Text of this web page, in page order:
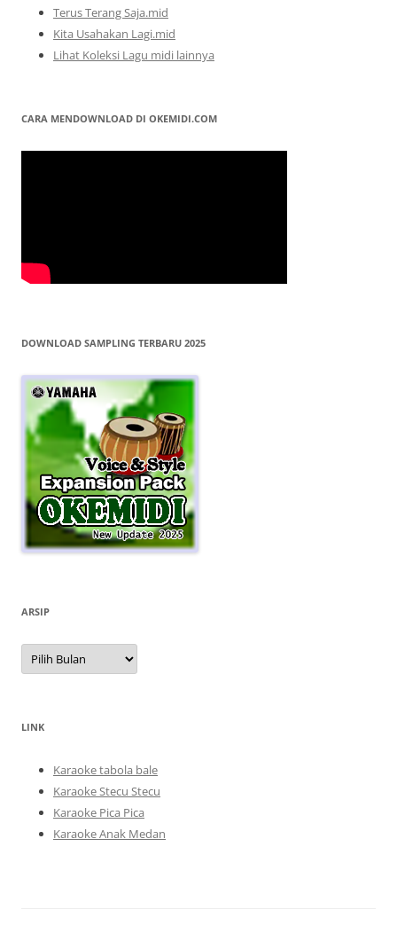
Terus Terang Saja.mid
Kita Usahakan Lagi.mid
Lihat Koleksi Lagu midi lainnya
CARA MENDOWNLOAD DI OKEMIDI.COM
DOWNLOAD SAMPLING TERBARU 2025
ARSIP
Arsip
LINK
Karaoke tabola bale
Karaoke Stecu Stecu
Karaoke Pica Pica
Karaoke Anak Medan